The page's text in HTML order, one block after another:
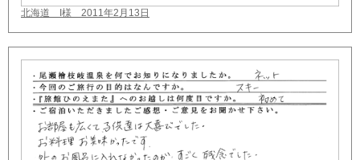
北海道 I様 2011年2月13日